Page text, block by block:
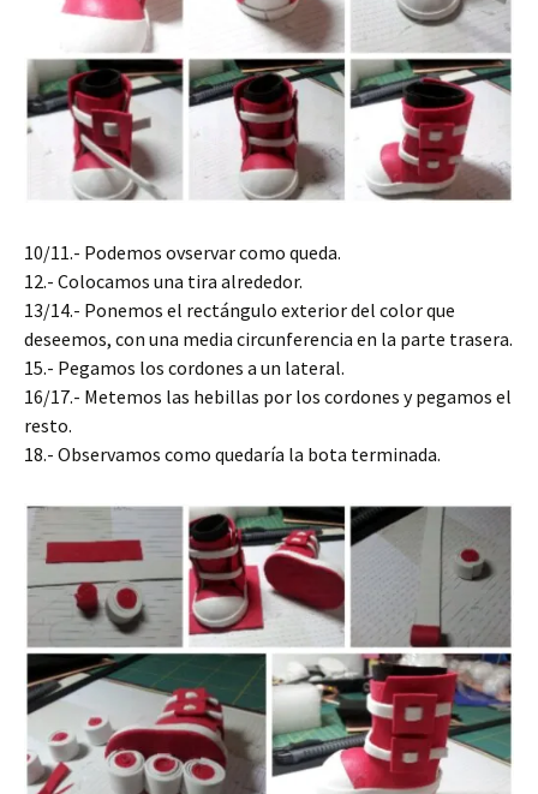
10/11.- Podemos ovservar como queda.
12.- Colocamos una tira alrededor.
13/14.- Ponemos el rectángulo exterior del color que
deseemos, con una media circunferencia en la parte trasera.
15.- Pegamos los cordones a un lateral.
16/17.- Metemos las hebillas por los cordones y pegamos el
resto.
18.- Observamos como quedaría la bota terminada.